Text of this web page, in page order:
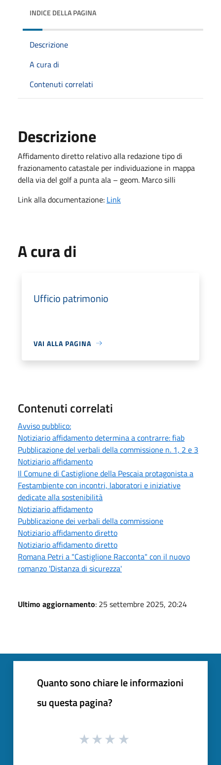
INDICE DELLA PAGINA
Descrizione
A cura di
Contenuti correlati
Descrizione
Affidamento diretto relativo alla redazione tipo di
frazionamento catastale per individuazione in mappa
della via del golf a punta ala – geom. Marco silli
Link alla documentazione: Link
A cura di
Ufficio patrimonio
VAI ALLA PAGINA
Contenuti correlati
Avviso pubblico:
Notiziario affidamento determina a contrarre: fiab
Pubblicazione del verbali della commissione n. 1, 2 e 3
Notiziario affidamento
Il Comune di Castiglione della Pescaia protagonista a
Festambiente con incontri, laboratori e iniziative
dedicate alla sostenibilità
Notiziario affidamento
Pubblicazione dei verbali della commissione
Notiziario affidamento diretto
Notiziario affidamento diretto
Romana Petri a "Castiglione Racconta" con il nuovo
romanzo 'Distanza di sicurezza'
Ultimo aggiornamento: 25 settembre 2025, 20:24
Quanto sono chiare le informazioni
su questa pagina?